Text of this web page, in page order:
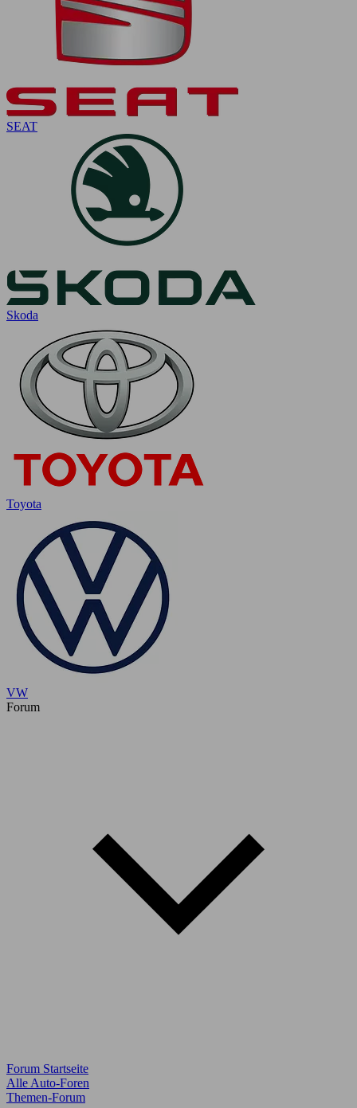
SEAT
Skoda
Toyota
VW
Forum
Forum Startseite
Alle Auto-Foren
Themen-Forum